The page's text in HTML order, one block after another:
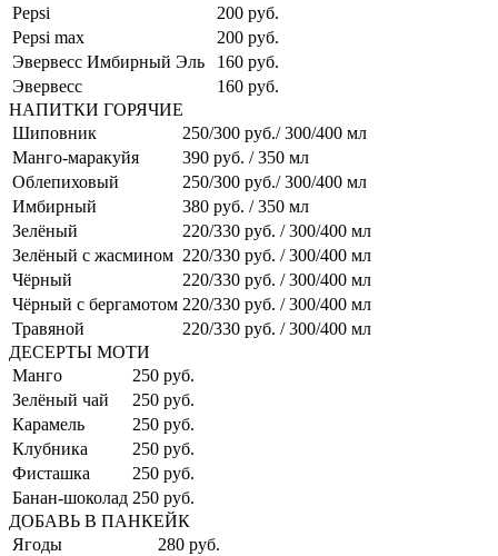
Pepsi
200 руб.
Pepsi max
200 руб.
Эвервесс Имбирный Эль
160 руб.
Эвервесс
160 руб.
НАПИТКИ ГОРЯЧИЕ
Шиповник
250/300 руб./ 300/400 мл
Манго-маракуйя
390 руб. / 350 мл
Облепиховый
250/300 руб./ 300/400 мл
Имбирный
380 руб. / 350 мл
Зелёный
220/330 руб. / 300/400 мл
Зелёный с жасмином 220/330 руб. / 300/400 мл
Чёрный
220/330 руб. / 300/400 мл
Чёрный с бергамотом 220/330 руб. / 300/400 мл
Травяной
220/330 руб. / 300/400 мл
ДЕСЕРТЫ МОТИ
Манго
250 руб.
Зелёный чай
250 руб.
Карамель
250 руб.
Клубника
250 руб.
Фисташка
250 руб.
Банан-шоколад 250 руб.
ДОБАВЬ В ПАНКЕЙК
Ягоды
280 руб.